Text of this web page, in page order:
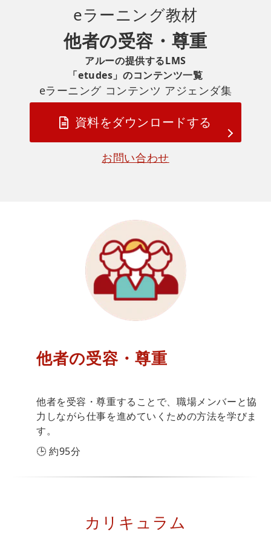
eラーニング教材
他者の受容・尊重
アルーの提供するLMS
「etudes」のコンテンツ一覧
eラーニング コンテンツ アジェンダ集
資料をダウンロードする
お問い合わせ
他者の受容・尊重
他者を受容・尊重することで、職場メンバーと協
力しながら仕事を進めていくための方法を学びま
す。
🕒 約95分
カリキュラム